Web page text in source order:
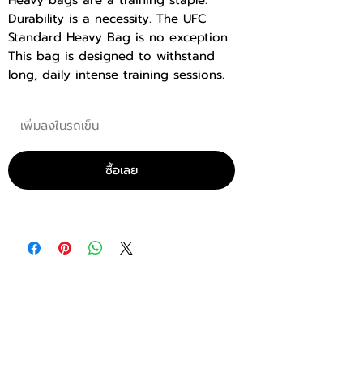
Durability is a necessity. The UFC
Standard Heavy Bag is no exception.
This bag is designed to withstand
long, daily intense training sessions.
at every seam - you can rely on this
bag for a long time. Strong enough
for gym use, but economically priced
for home use, look no further. This
เพิ่มลงในรถเข็น
ซื้อเลย